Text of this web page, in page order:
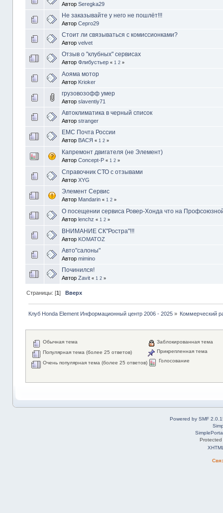
Автор Seregka29
Не заказывайте у него не пошлёт!!!
Автор Серго29
Стоит ли связываться с комиссионками?
Автор velvet
Отзыв о "клубных" сервисах
Автор Флибустьер « 1 2»
Аояма мотор
Автор Krioker
грузовозофф умер
Автор slaventiy71
Автоклиматика в черный список
Автор stranger
ЕМС Почта России
Автор ВАСЯ « 1 2»
Капремонт двигателя (не Элемент)
Автор Concept-P « 1 2»
Справочник СТО с отзывами
Автор XYG
Элемент Сервис
Автор Mandarin « 1 2»
О посещении сервиса Ровер-Хонда что на
Автор lenchz « 1 2»
ВНИМАНИЕ СК"Ростра"!!!
Автор KOMATOZ
Авто"салоны"
Автор mimino
Починился!
Автор Zavit « 1 2»
Страницы: [1] Вверх
Клуб Honda Element Информационный центр 2006 - 2025» Коммерческий
Обычная тема
Популярная тема (более 25 ответов)
Очень популярная тема (более 25 ответов)
Заблокированная тема
Прикрепленная тема
Голосование
Powered by SMF